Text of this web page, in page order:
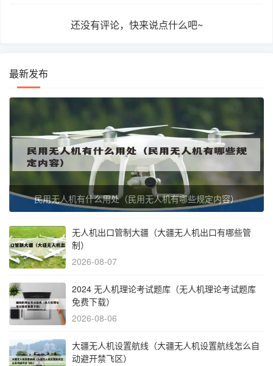
还没有评论，快来说点什么吧~
最新发布
民用无人机有什么用处（民用无人机有哪些规定内容）
无人机出口管制大疆（大疆无人机出口有哪些管
制）
2026-08-07
2024 无人机理论考试题库（无人机理论考试题库
免费下载）
2026-08-06
大疆无人机设置航线（大疆无人机设置航线怎么自
动避开禁飞区）